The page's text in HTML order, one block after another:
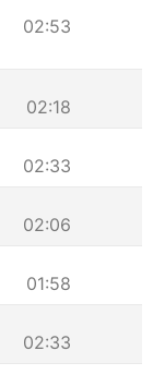
02:53
02:18
02:33
02:06
01:58
02:33